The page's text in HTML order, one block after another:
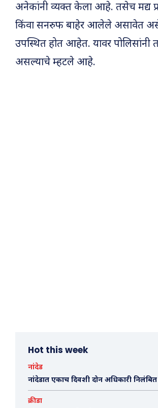
अनेकांनी व्यक्त केला आहे. तसेच मद्य
किंवा सनरुफ बाहेर आलेले असावेत
उपस्थित होत आहेत. यावर पोलिसांनी
असल्याचे म्हटले आहे.
Hot this week
नांदेड
नांदेडात एकाच दिवशी दोन अधिकारी निलंबित
क्रीडा